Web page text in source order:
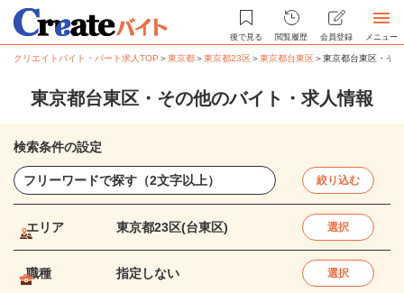
後で見る 閲覧履歴 会員登録 メニュー
クリエイトバイト・パート求人TOP ＞東京都＞東京都23区＞東京都台東区＞東京都台東区・そ
東京都台東区・その他のバイト・求人情報
検索条件の設定
絞り込む
エリア 東京都23区(台東区) 選択
職種 指定しない 選択